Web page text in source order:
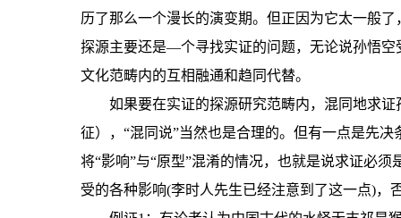
历了那么一个漫长的演变期。但正因为它太一般
探源主要还是—个寻找实证的问题，无论说孙悟
文化范畴内的互相融通和趋同代替。
如果要在实证的探源研究范畴内，混同地求
征），“混同说”当然也是合理的。但有一点是先
将“影响”与“原型”混淆的情况，也就是说求证必
受的各种影响(李时人先生已经注意到了这一点)，